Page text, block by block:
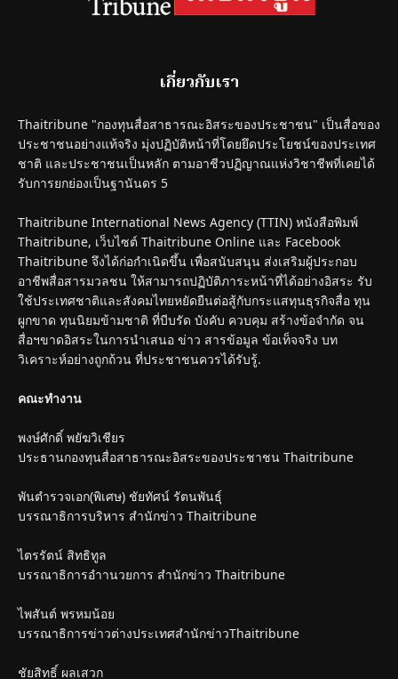
เกี่ยวกับเรา
Thaitribune "กองทุนสื่อสาธารณะอิสระของประชาชน" เป็นสื่อของ
ประชาชนอย่างแท้จริง มุ่งปฏิบัติหน้าที่โดยยึดประโยชน์ของประเทศ
ชาติ และประชาชนเป็นหลัก ตามอาชีวปฏิญาณแห่งวิชาชีพที่เคยได้
รับการยกย่องเป็นฐานันดร 5
Thaitribune International News Agency (TTIN) หนังสือพิมพ์
Thaitribune, เว็บไซต์ Thaitribune Online และ Facebook
Thaitribune จึงได้ก่อกำเนิดขึ้น เพื่อสนับสนุน ส่งเสริมผู้ประกอบ
อาชีพสื่อสารมวลชน ให้สามารถปฏิบัติภาระหน้าที่ได้อย่างอิสระ รับ
ใช้ประเทศชาติและสังคมไทยหยัดยืนต่อสู้กับกระแสทุนธุรกิจสื่อ ทุน
ผูกขาด ทุนนิยมข้ามชาติ ที่บีบรัด บังคับ ควบคุม สร้างข้อจำกัด จน
สื่อฯขาดอิสระในการนำเสนอ ข่าว สารข้อมูล ข้อเท็จจริง บท
วิเคราะห์อย่างถูกถ้วน ที่ประชาชนควรได้รับรู้.
คณะทำงาน
พงษ์ศักดิ์ พยัฆวิเชียร
ประธานกองทุนสื่อสาธารณะอิสระของประชาชน Thaitribune
พันตำรวจเอก(พิเศษ) ชัยทัศน์ รัตนพันธุ์
บรรณาธิการบริหาร สำนักข่าว Thaitribune
ไตรรัตน์ สิทธิทูล
บรรณาธิการอำานวยการ สำนักข่าว Thaitribune
ไพสันต์ พรหมน้อย
บรรณาธิการข่าวต่างประเทศสำนักข่าวThaitribune
ชัยสิทธิ์ ผลเสวก